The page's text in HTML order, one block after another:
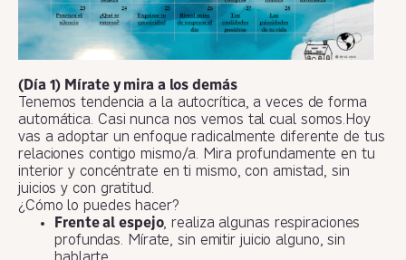
(Día 1) Mírate y mira a los demás
Tenemos tendencia a la autocrítica, a veces de forma
automática. Casi nunca nos vemos tal cual somos.Hoy
vas a adoptar un enfoque radicalmente diferente de tus
relaciones contigo mismo/a. Mira profundamente en tu
interior y concéntrate en ti mismo, con amistad, sin
juicios y con gratitud.
¿Cómo lo puedes hacer?
Frente al espejo, realiza algunas respiraciones
profundas. Mírate, sin emitir juicio alguno, sin